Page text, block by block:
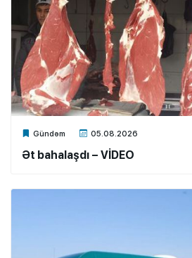
Gündəm 05.08.2026
Xalq.Online
Ət bahalaşdı – VİDEO